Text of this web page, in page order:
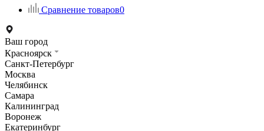
Сравнение товаров0
Ваш город
Красноярск
Санкт-Петербург
Москва
Челябинск
Самара
Калининград
Воронеж
Екатеринбург